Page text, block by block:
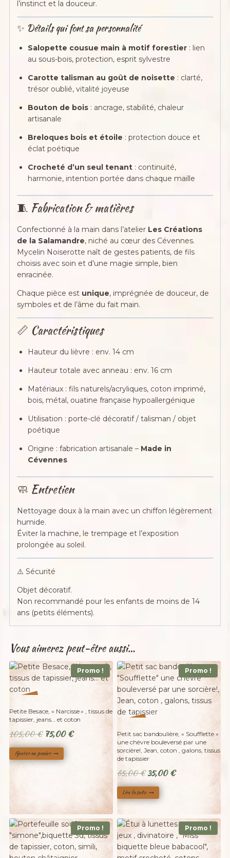
l’instinct et la douceur.
✨ Détails qui font sa personnalité
Salopette cousue main à motif forestier : lien
au sous-bois, protection, esprit sylvestre
Carotte talisman au goût de noisette : clarté,
trésor oublié, vitalité joyeuse
Bouton de bois : ancrage, stabilité, chaleur
artisanale
Breloques bois et étoile : protection douce et
éclat poétique
Crocheté d’un seul tenant : continuité,
harmonie, intention portée dans chaque maille
🧵 Fabrication & matières
Confectionné à la main dans l’atelier Les Créations
de la Salamandre, niché au cœur des Cévennes.
Mycelin Noiserotte naît de gestes patients, de fils
choisis avec soin et d’une magie simple, bien
enracinée.
Chaque pièce est unique, imprégnée de douceur, de
symboles et de l’âme du fait main.
📏 Caractéristiques
Hauteur du lièvre : env. 14 cm
Hauteur totale avec anneau : env. 16 cm
Matériaux : fils naturels/acryliques, coton imprimé,
bois, métal, ouatine française hypoallergénique
Utilisation : porte-clé décoratif / talisman / objet
poétique
Origine : fabrication artisanale – Made in
Cévennes
🧼 Entretien
Nettoyage doux à la main avec un chiffon légèrement
humide.
Éviter la machine, le trempage et l’exposition
prolongée au soleil.
⚠️ Sécurité
Objet décoratif.
Non recommandé pour les enfants de moins de 14
ans (petits éléments).
Vous aimerez peut-être aussi…
Promo !
-29
Petite Besace, « Narcisse » , tissus de
tapissier, jeans… et coton
105,00€ Le
prix
initial
75,00€Le
Ajouter au panier
Promo !
-46
Adopté
Petit sac bandoulière, « Soufflette »
une chèvre bouleversé par une
sorcière!, Jean, coton , galons, tissus
de tapissier
65,00€ Le
prix
initial
65,00 €.
35,00€Le
35,00 €.
Lire la suite
Promo ! Promo !